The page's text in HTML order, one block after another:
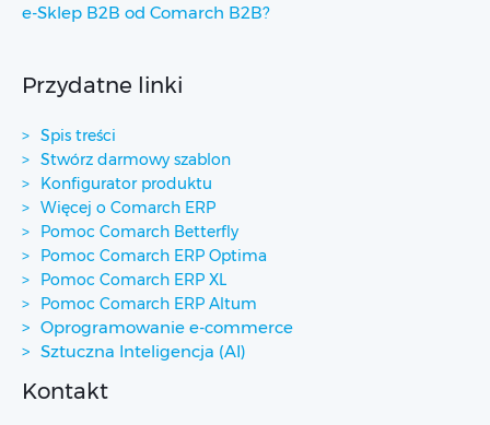
e-Sklep B2B od Comarch B2B?
Przydatne linki
Spis treści
Stwórz darmowy szablon
Konfigurator produktu
Więcej o Comarch ERP
Pomoc Comarch Betterfly
Pomoc Comarch ERP Optima
Pomoc Comarch ERP XL
Pomoc Comarch ERP Altum
Oprogramowanie e-commerce
Sztuczna Inteligencja (AI)
Kontakt